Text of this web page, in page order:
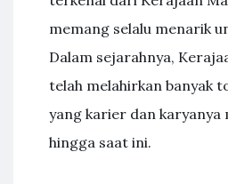
memang selalu menarik
Dalam sejarahnya,
telah melahirkan banyak
yang karier dan karyanya
hingga saat ini.